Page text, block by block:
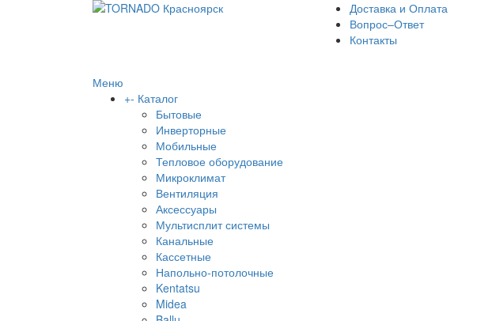
Доставка и Оплата
Вопрос–Ответ
Контакты
Меню
+- Каталог
Бытовые
Инверторные
Мобильные
Тепловое оборудование
Микроклимат
Вентиляция
Аксессуары
Мультисплит системы
Канальные
Кассетные
Напольно-потолочные
Kentatsu
Midea